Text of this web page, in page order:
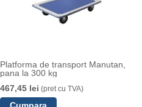
Platforma de transport Manutan,
pana la 300 kg
467,45 lei (pret cu TVA)